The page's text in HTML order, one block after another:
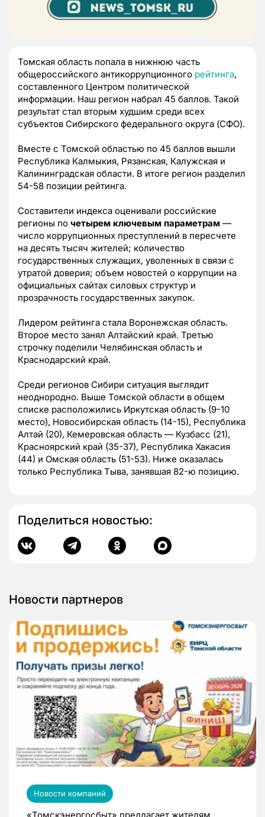
Томская область попала в нижнюю часть
общероссийского антикоррупционного рейтинга,
составленного Центром политической
информации. Наш регион набрал 45 баллов. Такой
результат стал вторым худшим среди всех
субъектов Сибирского федерального округа (СФО).
Вместе с Томской областью по 45 баллов вышли
Республика Калмыкия, Рязанская, Калужская и
Калининградская области. В итоге регион разделил
54-58 позиции рейтинга.
Составители индекса оценивали российские
регионы по четырем ключевым параметрам —
число коррупционных преступлений в пересчете
на десять тысяч жителей; количество
государственных служащих, уволенных в связи с
утратой доверия; объем новостей о коррупции на
официальных сайтах силовых структур и
прозрачность государственных закупок.
Лидером рейтинга стала Воронежская область.
Второе место занял Алтайский край. Третью
строчку поделили Челябинская область и
Краснодарский край.
Среди регионов Сибири ситуация выглядит
неоднородно. Выше Томской области в общем
списке расположились Иркутская область (9-10
место), Новосибирская область (14-15), Республика
Алтай (20), Кемеровская область — Кузбасс (21),
Красноярский край (35-37), Республика Хакасия
(44) и Омская область (51-53). Ниже оказалась
только Республика Тыва, занявшая 82-ю позицию.
Поделиться новостью:
Новости партнеров
Новости компаний